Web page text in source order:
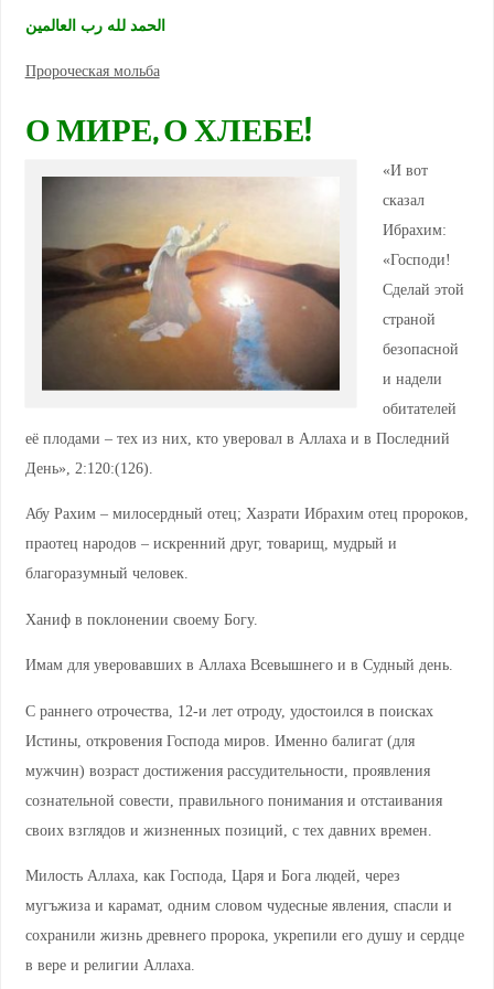
الحمد لله رب العالمين
Пророческая мольба
О МИРЕ, О ХЛЕБЕ!
«И вот
сказал
Ибрахим:
«Господи!
Сделай этой
страной
безопасной
и надели
обитателей
её плодами – тех из них, кто уверовал в Аллаха и в Последний
День», 2:120:(126).
Абу Рахим – милосердный отец; Хазрати Ибрахим отец пророков,
праотец народов – искренний друг, товарищ, мудрый и
благоразумный человек.
Ханиф в поклонении своему Богу.
Имам для уверовавших в Аллаха Всевышнего и в Судный день.
С раннего отрочества, 12-и лет отроду, удостоился в поисках
Истины, откровения Господа миров. Именно балигат (для
мужчин) возраст достижения рассудительности, проявления
сознательной совести, правильного понимания и отстаивания
своих взглядов и жизненных позиций, с тех давних времен.
Милость Аллаха, как Господа, Царя и Бога людей, через
мугъжиза и карамат, одним словом чудесные явления, спасли и
сохранили жизнь древнего пророка, укрепили его душу и сердце
в вере и религии Аллаха.